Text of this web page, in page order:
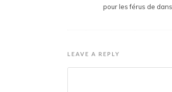
pour les férus de
LEAVE A REPLY